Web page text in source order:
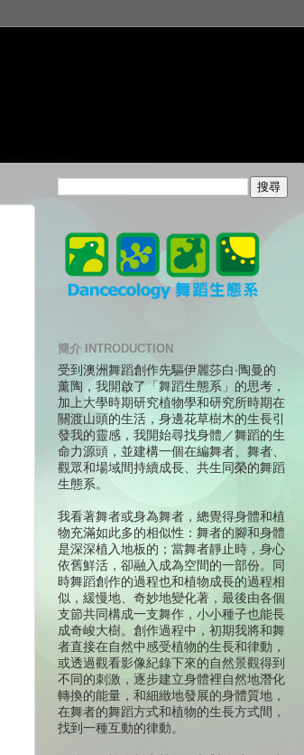
簡介 INTRODUCTION
受到澳洲舞蹈創作先驅伊麗莎白‧陶曼的
薰陶，我開啟了「舞蹈生態系」的思考，
加上大學時期研究植物學和研究所時期在
關渡山頭的生活，身邊花草樹木的生長引
發我的靈感，我開始尋找身體／舞蹈的生
命力源頭，並建構一個在編舞者、舞者、
觀眾和場域間持續成長、共生同榮的舞蹈
生態系。
我看著舞者或身為舞者，總覺得身體和植
物充滿如此多的相似性：舞者的腳和身體
是深深植入地板的；當舞者靜止時，身心
依舊鮮活，卻融入成為空間的一部份。同
時舞蹈創作的過程也和植物成長的過程相
似，緩慢地、奇妙地變化著，最後由各個
支節共同構成一支舞作，小小種子也能長
成奇峻大樹。創作過程中，初期我將和舞
者直接在自然中感受植物的生長和律動，
或透過觀看影像紀錄下來的自然景觀得到
不同的刺激，逐步建立身體裡自然地潛化
轉換的能量，和細緻地發展的身體質地，
在舞者的舞蹈方式和植物的生長方式間，
找到一種互動的律動。